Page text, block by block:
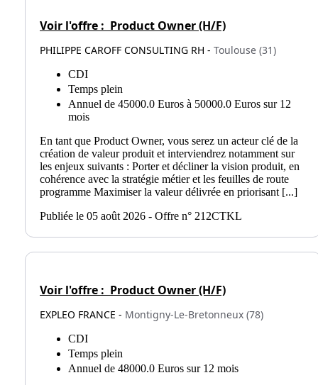
Voir l'offre : Product Owner (H/F)
PHILIPPE CAROFF CONSULTING RH - Toulouse (31)
CDI
Temps plein
Annuel de 45000.0 Euros à 50000.0 Euros sur 12
mois
En tant que Product Owner, vous serez un acteur clé de la
création de valeur produit et interviendrez notamment sur
les enjeux suivants : Porter et décliner la vision produit, en
cohérence avec la stratégie métier et les feuilles de route
programme Maximiser la valeur délivrée en priorisant [...]
Publiée le 05 août 2026 - Offre n° 212CTKL
Voir l'offre : Product Owner (H/F)
EXPLEO FRANCE - Montigny-Le-Bretonneux (78)
CDI
Temps plein
Annuel de 48000.0 Euros sur 12 mois